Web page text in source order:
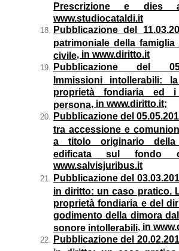
Prescrizione e dies
www.studiocataldi.it
Pubblicazione del
patrimoniale della
civile, in www.diritto.it
Pubblicazione del
Immissioni intollerabili:
proprietà fondiaria ed
persona, in www.diritto.it;
Pubblicazione del
tra accessione e
a titolo originario della
edificata sul fondo
www.salvisjuribus.it
Pubblicazione del
in diritto: un caso pratico.
proprietà fondiaria e del
godimento della dimora
sonore intollerabili, in
Pubblicazione del